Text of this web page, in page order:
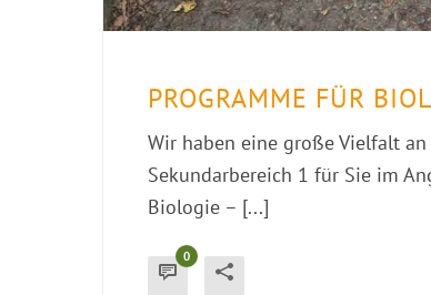
PROGRAMME FÜR
Wir haben eine große Vielfalt
Sekundarbereich 1 für Sie im
Biologie – [...]
0